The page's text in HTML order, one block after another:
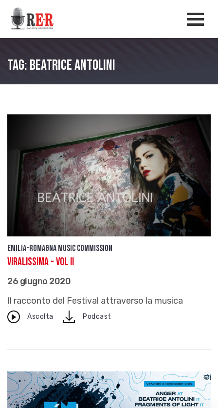
Salta al contenuto principale
Tag: Beatrice Antolini
Emilia-Romagna Music Commission
Viralissima - Vol II
26 giugno 2020
Il racconto del Festival attraverso la musica
Ascolta downloadPodcast